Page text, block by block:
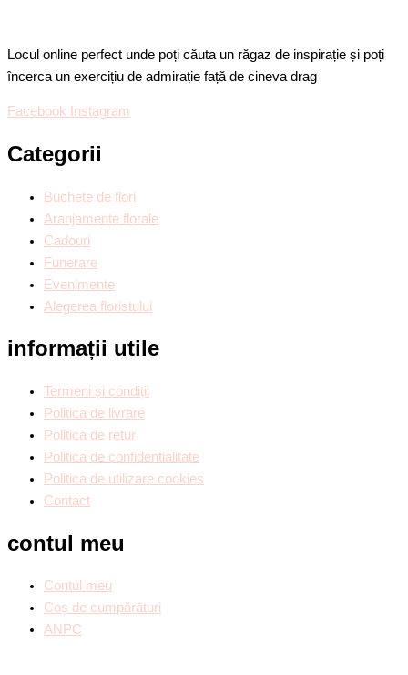
Locul online perfect unde poți căuta un răgaz de inspirație și poți
încerca un exercițiu de admirație față de cineva drag
Facebook Instagram
Categorii
Buchete de flori
Aranjamente florale
Cadouri
Funerare
Evenimente
Alegerea floristului
informații utile
Termeni și condiții
Politica de livrare
Politica de retur
Politica de confidentialitate
Politica de utilizare cookies
Contact
contul meu
Contul meu
Coș de cumpărături
ANPC